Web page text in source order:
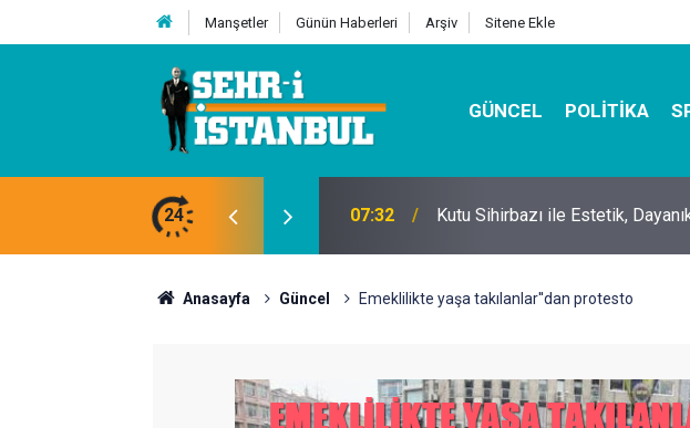
Manşetler Günün Haberleri Arşiv Sitene Ekle
GÜNCEL POLITIKA
24 07:32 Kutu Sihirbazı ile Estetik,
Anasayfa Güncel Emeklilikte yaşa takılanlar''dan protesto